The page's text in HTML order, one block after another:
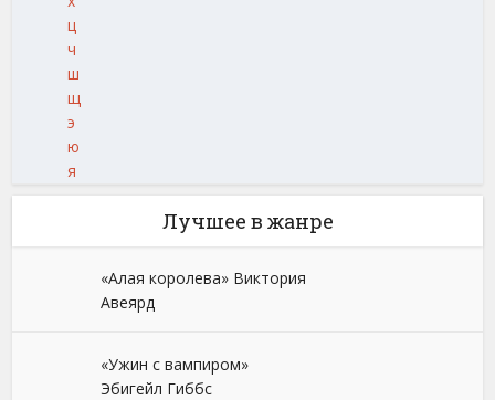
ц
ч
ш
щ
э
ю
я
Лучшее в жанре
«Алая королева» Виктория
Авеярд
«Ужин с вампиром»
Эбигейл Гиббс